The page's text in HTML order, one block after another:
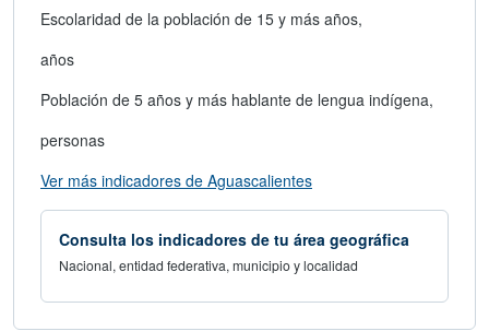
Escolaridad de la población de 15 y más años,
años
Población de 5 años y más hablante de lengua indígena,
personas
Ver más indicadores de Aguascalientesabre en nueva ventana
Consulta los indicadores de tu área geográfica
Nacional, entidad federativa, municipio y localidad